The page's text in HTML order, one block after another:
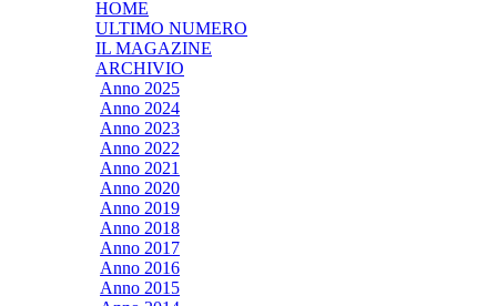
HOME
ULTIMO NUMERO
IL MAGAZINE
ARCHIVIO
Anno 2025
Anno 2024
Anno 2023
Anno 2022
Anno 2021
Anno 2020
Anno 2019
Anno 2018
Anno 2017
Anno 2016
Anno 2015